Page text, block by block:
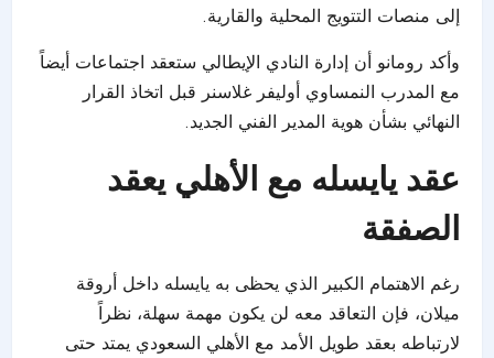
إلى منصات التتويج المحلية والقارية.
وأكد رومانو أن إدارة النادي الإيطالي ستعقد اجتماعات أيضاً
مع المدرب النمساوي أوليفر غلاسنر قبل اتخاذ القرار
النهائي بشأن هوية المدير الفني الجديد.
عقد يايسله مع الأهلي يعقد
الصفقة
رغم الاهتمام الكبير الذي يحظى به يايسله داخل أروقة
ميلان، فإن التعاقد معه لن يكون مهمة سهلة، نظراً
لارتباطه بعقد طويل الأمد مع الأهلي السعودي يمتد حتى